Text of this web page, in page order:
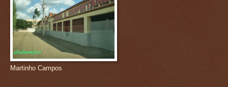
Martinho Campos